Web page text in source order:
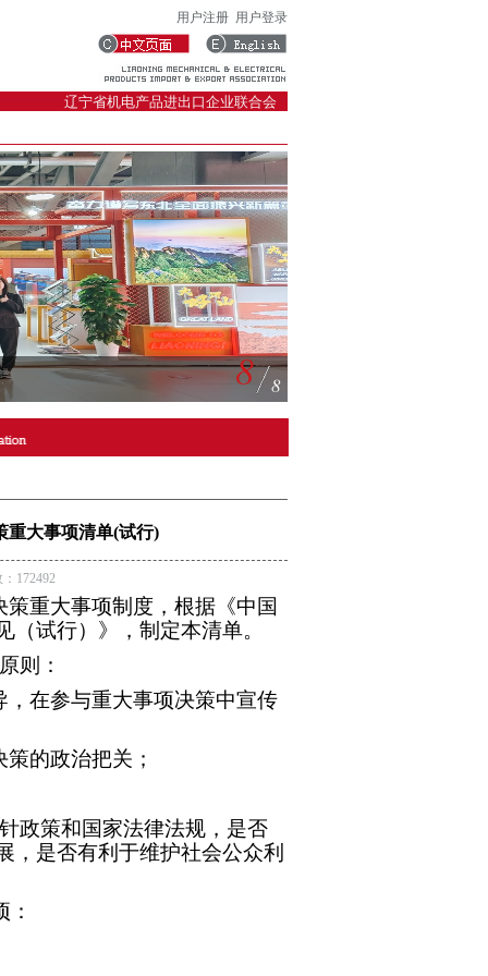
用户注册 用户登录
辽宁省机电产品进出口企业联合会
8 8
重大事项清单(试行)
172492
重大事项制度，根据《中国
试行）》，制定本清单。
则：
在参与重大事项决策中宣传
的政治把关；
政策和国家法律法规，是否
，是否有利于维护社会公众利